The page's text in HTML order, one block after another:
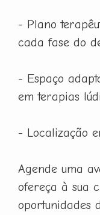
- Plano
cada fase do
- Espaço
em terapias
- Localização
Agende uma
ofereça à sua
oportunidades